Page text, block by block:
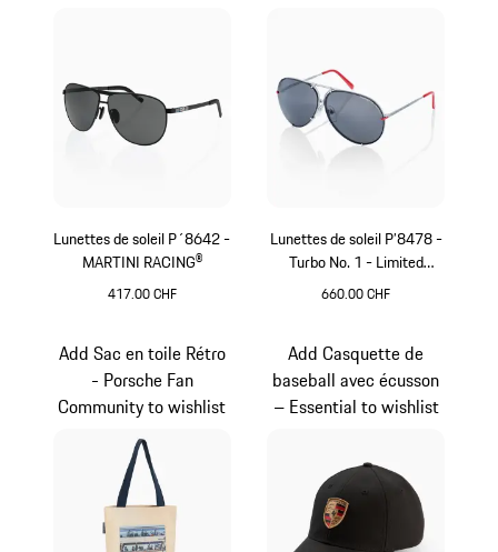
Lunettes de soleil P´8642 -
MARTINI RACING®
417.00 CHF
Lunettes de soleil P’8478 -
Turbo No. 1 - Limited
Edition
660.00 CHF
Add Sac en toile Rétro
- Porsche Fan
Community to wishlist
Add Casquette de
baseball avec écusson
– Essential to wishlist